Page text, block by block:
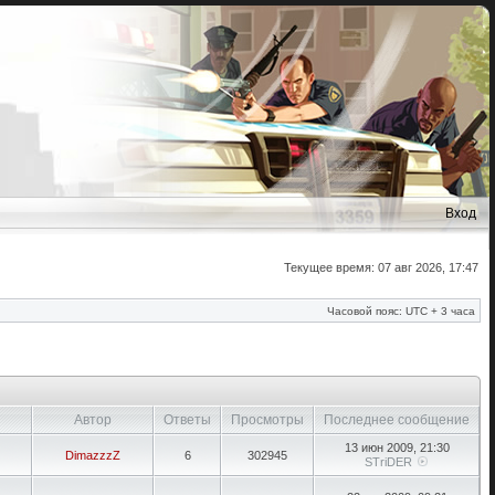
Вход
Текущее время: 07 авг 2026, 17:47
Часовой пояс: UTC + 3 часа
Автор Ответы Просмотры Последнее сообщение
DimazzzZ 6 302945
13 июн 2009, 21:30
STriDER